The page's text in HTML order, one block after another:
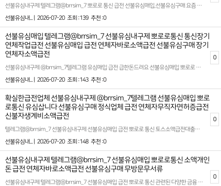
선불유심내구제 텔레그램@brrsim_7 뽀로로 통신 급전 선불유심매입,선불유심구매 요즘 불경기때문에 상황이 많이 어려우시죠? 지금 이순간부터 더 나은 소비를 실천할수 있는 방법입니다!가볍게 시작한 선택이 인생 자체를 바꾸는건 아닐수 있습니다!@brrsim_7 하지만 작은 지출을 관리하는 능력은 곧 자기 인생을 관리하는 힘으로 이어집니다!오늘도 새로운 선택을 고민하고 있다면 선불유심 뽀로로 통신과 함께하세요!당신의 통장은 물론이고,삶의 질도 바뀌기 시작할것입니다!자류롭게 살고 싶다면 선불유심내구제 뽀로로 통신과 함께하세요모바일 대출,소액급전,소액대출,알바,생활비,재테크,책임 있는 소비 습관, 생활비 계획, 재정관리 체계 구축, 비상금 마련, 금융 리스크 인식, 장기 재무 목표 설정, 정책금융 활용, 서민금융 접근, 금융 상담 활용, 합법적 대출 활용, 투명정산, 재무 설계, 금융사기 예방, 소비자보호, 디지털 신원 보호, 개인정보 안전 관리, 모바일 인증과 전자서명 불필요한 고정비를 줄이는것은 장기적으로 큰 도움이 됩니다대한민국 정식 등록업체!신규 1회선 11만원 지급!최대 3회선 35만원 지급!15일이상 유지시 유지비 지급,보너스 선물 지급!소개시 소개비 3만원~5만원 지급!확실한 파트너와 함께하세요 시간 낭비와 신용 하락을 막는 가장 좋은 방법은 처음부터 제대로 된 전문가를 만나는 것입니다 감사합니다! 좋은하루 보내세요!홈페이지: https://brrsim77.isweb.co.kr 홈페이지: https://litt.ly/brrsim7
선불유심내... |
2026-07-20 조회 :139 추천 :0
선불유심매입 텔레그램@brrsim_7 선불유심내구제 뽀로로통신 통신장기
연체작업급전 선불유심매입 급전 연체자바로소액급전 선불유심구매 장기
연체자소액급전
선불유심내구제 @brrsim_7텔레그램 유심매입 급전 급한돈드려요 선불유심매입 뽀로로 통신 선불유심내구제 금천구선불유심현금화하는업체 대학생무직자소액대출비상금 소액 급전 대출에 대한 문의는 오늘날 경제적 필요를 충족시키기 위해 많은 사람들이 고려하는 중요한 주제 중 하나입니다. 특히, 휴대폰 내구제를 활용한 비대면 대출은 기존의 절차보다 간소화된 방식으로 급한 자금을 마련할 수 있는 방법으로 주목받고 있습니다. 이러한 서비스는 시간적 제약이나 공간적 한계를 뛰어넘어, 보다 신속하고 편리하게 지원을 받을 수 있다는 장점이 있습니다.또한, 뽀로로 통신 선불유심 내구제나 선불유심을 활용한 현금화에 대한 문의도 증가하고 있습니다.이는 특정 조건을 충족하면 자산을 효율적으로 활용할 수 있는 방안으로 자리 잡고 있습니다. 한편, 무직자 연체자 신불자를 대상으로 하는 소액 대출 작업에 대한 문의 역시 꾸준히 이어지고 있습니다.이를 통해 비교적 소규모의 재정적 필요를 빠르고 효율적으로 해결할 수 있는 기회가 제공되고 있습니다. 이러한 정보에 대한 명확한 이해와 활용은 단기간에 현금 유동성을 확보하고 경제적 어려움을 극복하는 데 큰 도움을 줄수 있을것입니다확실한 파트너와 함께하세요 시간 낭비와 신용 하락을 막는 가장 좋은 방법은 처음부터 제대로 된 전문가를 만나는 것입니다홈페이지: https://brrsim77.isweb.co.kr 홈페이지: https://litt.ly/brrsim7
선불유심내... |
2026-07-20 조회 :143 추천 :0
0
확실한급전업체 선불유심내구제 @brrsim_7텔레그램 선불유심매입 뽀로
로통신 유심삽니다 선불유심구매 정식업체 급전 연체자무직자면허증급전
신불자생계비소액급전
텔레그램@brrsim_7 선불유심내구제 선불유심매입 급전 뽀로로 통신 토스소액급전대출내구제 8등급무직자소액대출 뽀로로 통신 선불유심내구제10만원 선불유심구매 칠곡군소액급전대출 정식업체 청년 긴급 생활 안정자금을 통해 비상 시에도 든든한 지원을 받을 수 있는 신뢰할 수 있는 정식 업체입니다 가전 내구제부터 빠르고 간편한 선불 유심 휴대폰 내구제까지 비대면으로 간단히 진행할 수 있어 바쁜 현대인들에게 큰 호응을 얻고 있습니다 자금 문제로 갑작스러운 소액이 필요한 순간, 저희는 번거로운 절차를 최소화하여 누구나 쉽고 빠르게 이용할 수 있는 서비스를 제공합니다. 특히 무직자 소액 급전 대출 분야에서 다수의 고객 만족도를 기록하며 인기 있는 선택지가 되고 있습니다. 청년층을 대상으로 한 맞춤형 솔루션을 제안해 생활의 부담은 줄이고, 더 나은 일상으로의 도약을 돕고자 노력하고 있습니다 개통 → 개통 확인후 즉시 정산 ! 모든 개통은 고객 본인 확인 후 → 합법적인 절차로 안전하게 진행됩니다 뽀로로 통신 선불유심 내구제 홈페이지를 통해 고객이 직접 확인하고 믿고 이용할 수 있도록 투명성과 신뢰를 최우선으로 생각합니다 최신 트렌드에 맞춘 서비스와 정확한 정보 제공으로 진심 어린 금융 서비스를 경험할 수 있을 것입니다. 저희와 함께라면, 어떤 상황에서도 빠르고 확실한 지원을 받아볼 수 있습니다.편리함과 전문성을 갖춘 서비스로부터 새로운 시작의 기회를 잡아보세요. 항상 고객의 입장에서 고민하며 신뢰받는 금융 파트너로 자리 잡겠습니다 확실한 파트너와 함께하세요 시간 낭비와 신용 하락을 막는 가장 좋은 방법은 처음부터 제대로 된 전문가를 만나는 것입니다 홈페이지: https://brrsim77.isweb.co.kr 홈페이지: https://litt.ly/brrsim7
선불유심내... |
2026-07-20 조회 :148 추천 :0
0
선불유심내구제 텔레그램@brrsim_7 선불유심매입 뽀로로통신 소액개인
돈 급전 연체자바로소액급전 선불유심구매 무방문무서류
선불유심내구제 텔레그램@brrsim_7 선불유심매입 급전 뽀로로 통신 관련된 다양한 금융 서비스를 제공하는 뽀로로 통신은 대학생 및 급전이 필요한 분들에게 빠른 소액 대출 옵션을 제안합니다. 선불유심구매 시간을 절약하고 간편하게 자금을 마련할 수 있는 선불 유심 내구제를 통해 학생들도 부담 없이 활용할 수 있는 방법이 제공됩니다 급작스럽게 필요한 자금이 생겼을 때, 무심사 소액 급전을 지원하며 신뢰할 수 있는 대출 환경을 제시합니다. 급전이 필요한 순간, 믿을 만한 대출 업체를 찾는 것이 중요합니다 이런 점에서 뽀로로 통신은 빠르고 간단한 절차로 지급 가능한 서비스로 안정적이고 신속한 금융 솔루션을 제공합니다 선불유심내구제 뽀로로 통신 안심업체 많은 분들이 금융 문제로 고민을 느끼는 가운데 뽀로로 통신은 고객의 입장에서 최적화된 대출 방안을 마련하며 특히 대학생, 소액 대출을 원하는 이들에게 실질적인 도움이 됩니다 선불 유심 서비스를 통해 신용에 큰 영향을 미치지 않으면서 필요한 금액을 받는 것이 가능하며, 적절한 상환 계획으로 이용자들의 부담을 최소화합니다. 제공되는 서비스는 하루 안에 소액의 금전을 확보할 수 있는 시스템으로 설계되어, 예상치 못한 지출이나 긴급 상황에서도 유용하게 활용 가능합니다 또한 많은 분들이 급전에 대해 고민하며 정보를 찾아보는 만큼, 추천할 만한 소액 급전 빌리는 곳의 기준은 여러 가지가 있습니다. 안정성과 신뢰도를 기본으로 하고, 심사가 간편하면서도 높은 승인율을 자랑하는 서비스를 찾는 것이 핵심입니다. 뽀로로 통신은 이러한 기준을 충족시키며 고객 맞춤형 금융 솔루션을 제공합니다. 다양한 상황에 맞는 플랜을 고민 없이 선택할 수 있도록 소비자 보호를 최우선으로 고려하여 설계된 이 시스템은 많은 사람들에게 긍정적인 평가를 받고 있습니다. 급히 금전적 지원이 필요하거나 갑작스러운 상황에서 용이하게 활용할 수 있는 방안을 찾고 계신다면, 선불 유심 내구제와 소액 대출 등의 맞춤형 서비스를 고민해 볼 수 있습니다. 고객 만족 중심의 운영 체계와 함께, 지루한 기다림 없이 효율적인 절차를 통해 이용자들에게 최상의 만족감을 제공합니다 확실한 파트너와 함께하세요 시간 낭비와 신용 하락을 막는 가장 좋은 방법은 처음부터 제대로 된 전문가를 만나는 것입니다 홈페이지: https://brrsim77.isweb.co.kr 홈페이지: https://litt.ly/brrsim7
0